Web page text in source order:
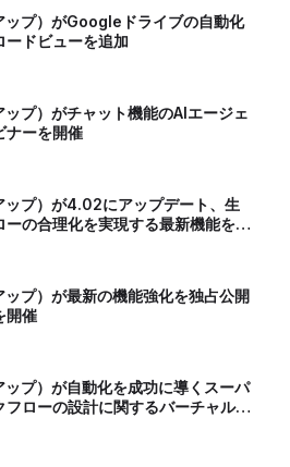
プ）がGoogleドライブの自動化
ードビューを追加
プ）がチャット機能のAIエージェ
ナーを開催
プ）が4.02にアップデート、生
ーの合理化を実現する最新機能を発
プ）が最新の機能強化を独占公開
開催
プ）が自動化を成功に導くスーパ
フローの設計に関するバーチャルイ